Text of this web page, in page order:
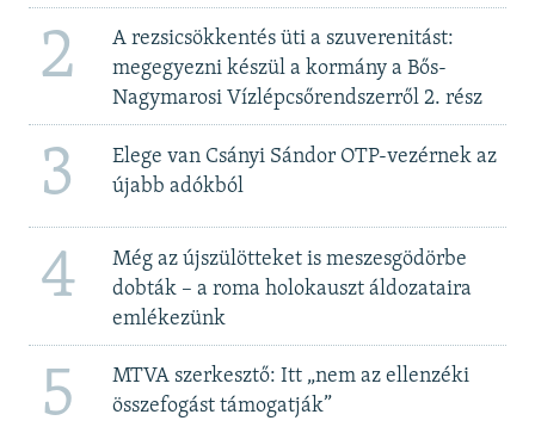
2
A rezsicsökkentés üti a szuverenitást:
megegyezni készül a kormány a Bős-
Nagymarosi Vízlépcsőrendszerről 2. rész
3
Elege van Csányi Sándor OTP-vezérnek az
újabb adókból
4
Még az újszülötteket is meszesgödörbe
dobták – a roma holokauszt áldozataira
emlékezünk
5
MTVA szerkesztő: Itt „nem az ellenzéki
összefogást támogatják”